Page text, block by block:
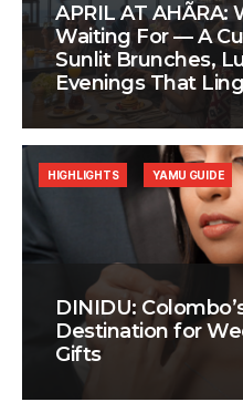
APRIL AT
Waiting For — A
Sunlit Brunches,
Evenings That
DINIDU:
Destination for
Gifts
HIGHLIGHTS YAMU GUIDE